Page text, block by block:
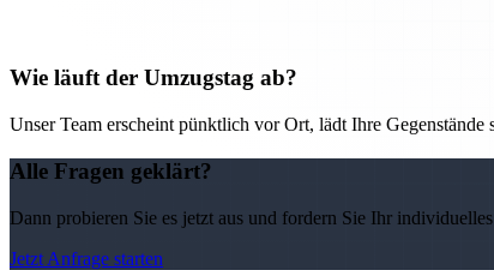
Wie läuft der Umzugstag ab?
Unser Team erscheint pünktlich vor Ort, lädt Ihre
Alle Fragen geklärt?
Dann probieren Sie es jetzt aus und fordern Sie Ihr
Jetzt Anfrage starten